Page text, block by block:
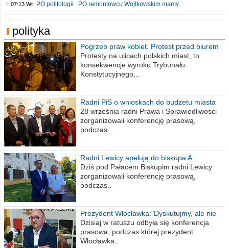
07:13 Wt. PO politologii . PO remontowcu Wojtkowskim mamy..
polityka
Pogrzeb praw kobiet. Protest przed biurem
poselskim PiS
Protesty na ulicach polskich miast, to
konsekwencje wyroku Trybunału
Konstytucyjnego,..
Radni PiS o wnioskach do budżetu miasta
na 2021 rok
28 września radni Prawa i Sprawiedliwości
zorganizowali konferencję prasową,
podczas..
Radni Lewicy apelują do biskupa A.
Wiesława Meringa
Dziś pod Pałacem Biskupim radni Lewicy
zorganizowali konferencję prasową,
podczas..
Prezydent Włocławka:"Dyskutujmy, ale nie
obrażajmy się”
Dzisiaj w ratuszu odbyła się konferencja
prasowa, podczas której prezydent
Włocławka..